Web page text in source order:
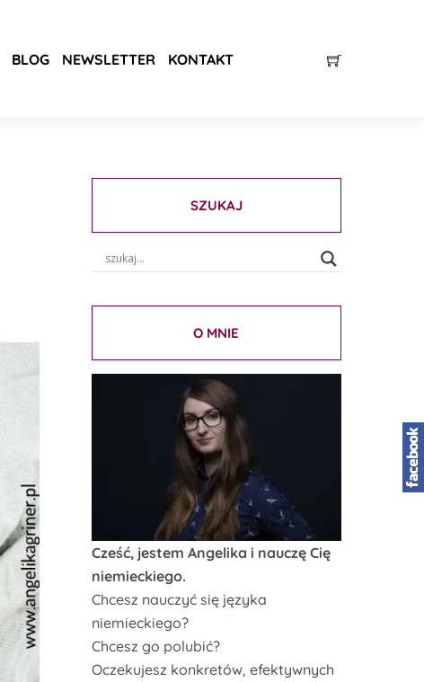
BLOG NEWSLETTER KONTAKT
SZUKAJ
O MNIE
Cześć, jestem Angelika i nauczę Cię
niemieckiego.
Chcesz nauczyć się języka
niemieckiego?
Chcesz go polubić?
Oczekujesz konkretów, efektywnych